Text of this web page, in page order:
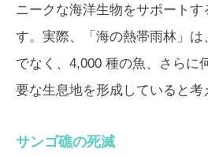
ニークな海洋生物をサポート
す。実際、「海の熱帯雨林」は
でなく、4,000 種の魚、さらに
要な生息地を形成していると考
サンゴ礁の死滅